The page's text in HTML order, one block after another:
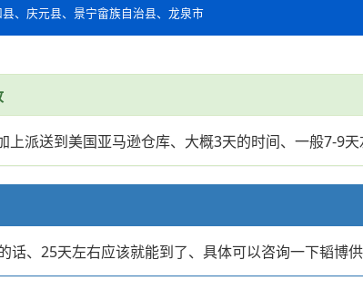
、庆元县、景宁畲族自治县、龙泉市
派送到美国亚马逊仓库、大概3天的时间、一般7-9天
、25天左右应该就能到了、具体可以咨询一下韬博供